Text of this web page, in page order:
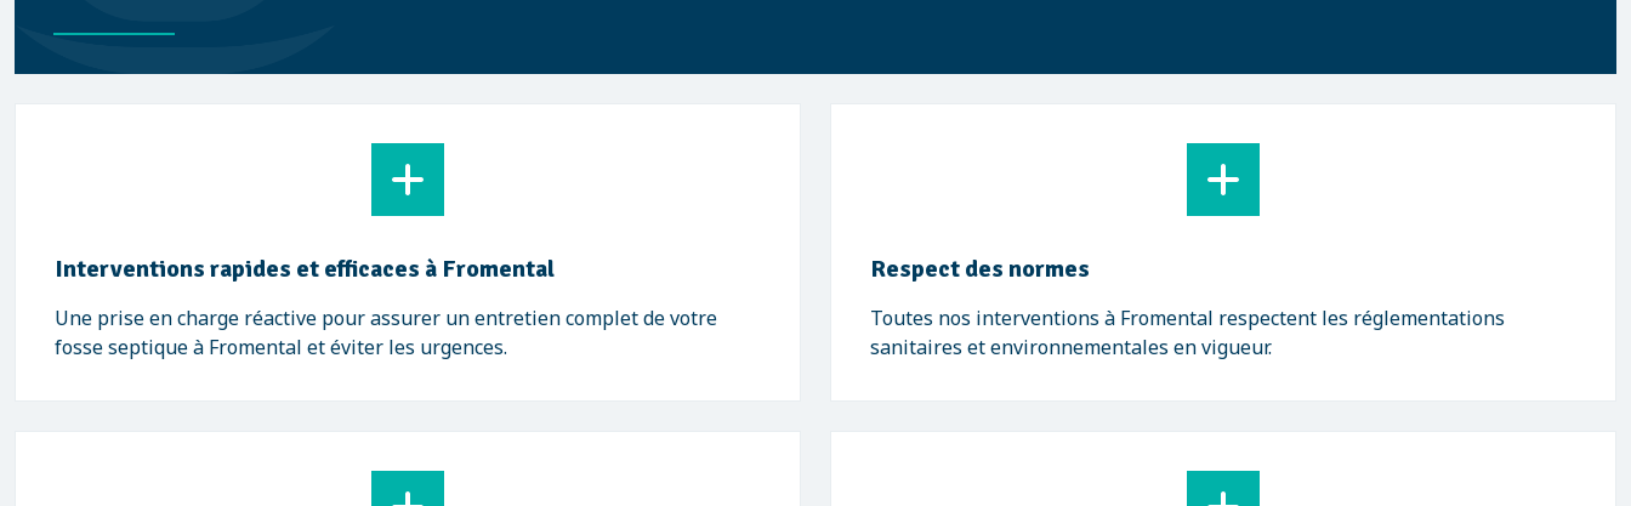
Interventions rapides et efficaces à Fromental
Une prise en charge réactive pour assurer un entretien complet de votre
fosse septique à Fromental et éviter les urgences.
Respect des normes
Toutes nos interventions à Fromental respectent les réglementations
sanitaires et environnementales en vigueur.